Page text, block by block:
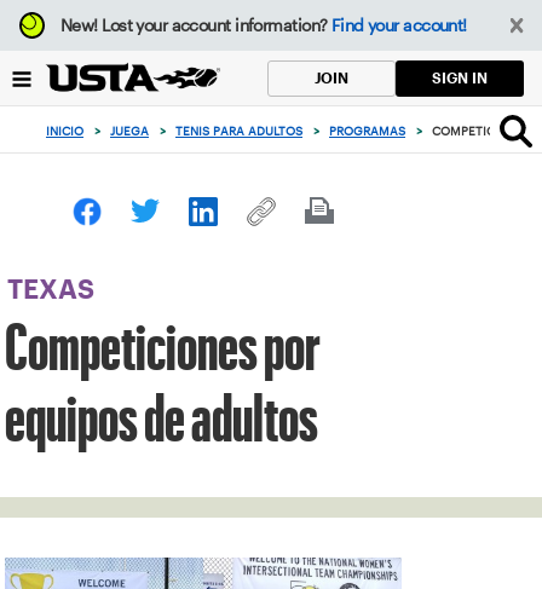
Enfoque
desde
botón
volver
principio
New!Lost your account information? Find your account!
JOIN SIGN IN
INICIO > JUEGA > TENIS PARA ADULTOS > PROGRAMAS > COMPETICIONES
TEXAS
Competiciones por
equipos de adultos